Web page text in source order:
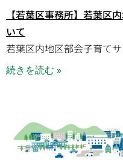
【若葉区事務所】若葉区
いて
若葉区内地区部会子育て
続きを読む »